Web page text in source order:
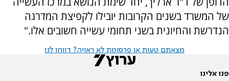
של המשרד בשנים הקרובות יובילו לקפיצת המדרגה
הנדרשת והחיונית בשני תחומי עשייה חשובים אלו."
מצאתם טעות או פרסומת לא ראויה? דווחו לנו
פנו אלינו